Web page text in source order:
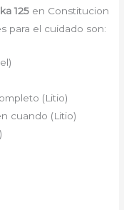
125en Constitucion
para el cuidado son:
(Litio)
cuando (Litio)